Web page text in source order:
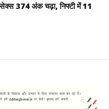
374 अंक चढ़ा, निफ्टी में 11